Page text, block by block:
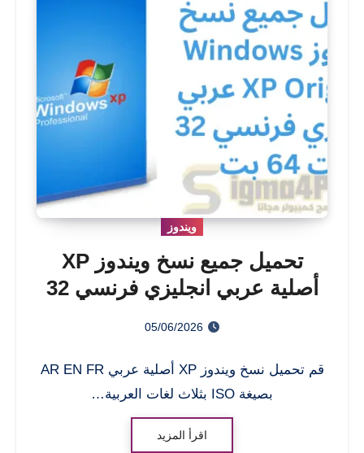
ويندوز
تحميل جميع نسخ ويندوز XP
أصلية عربي انجليزي فرنسي 32
بت 64 بت 05/06/2026
قم تحميل نسخ ويندوز XP أصلية عربي AR EN FR
بصيغة ISO بثلاث لغات العربية…
اقرأ المزيد